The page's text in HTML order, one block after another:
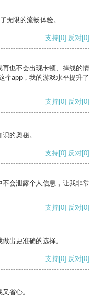
无限的流畅体验。
支持[0] 反对[0]
也不会出现卡顿、掉线的情
个app，我的游戏水平提升了
支持[0] 反对[0]
的奥秘。
支持[0] 反对[0]
会泄露个人信息，让我非常
支持[0] 反对[0]
出更准确的选择。
支持[0] 反对[0]
省心。